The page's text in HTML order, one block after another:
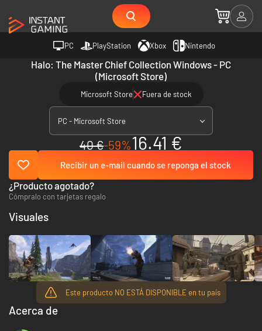
PC PlayStation Xbox Nintendo
Halo: The Master Chief Collection Windows - PC
(Microsoft Store)
Microsoft Store Fuera de stock
PC - Microsoft Store
40 €-59%16.41 €
Recibir un e-mail cuando se reponga el stock
Este producto NO ESTÁ DISPONIBLE en tu país
¿Producto agotado?
Cómpralo con tarjetas regalo
Acerca de
Visuales